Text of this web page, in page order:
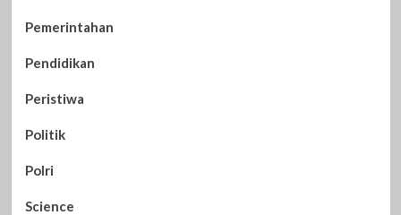
Pemerintahan
Pendidikan
Peristiwa
Politik
Polri
Science